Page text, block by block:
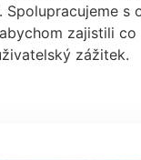
Spolupracujeme s
zajistili co
zážitek.